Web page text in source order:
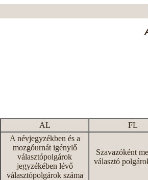
AL FL
A névjegyzékben és a
mozgóurnát igénylő
választópolgárok
jegyzékében lévő
választópolgárok száma
Szavazóként
választó